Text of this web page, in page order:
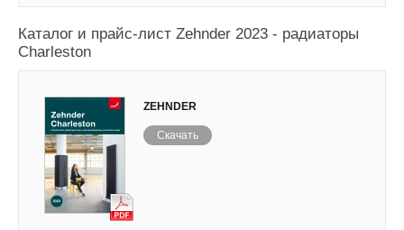
Каталог и прайс-лист Zehnder 2023 - радиаторы
Charleston
ZEHNDER
Скачать